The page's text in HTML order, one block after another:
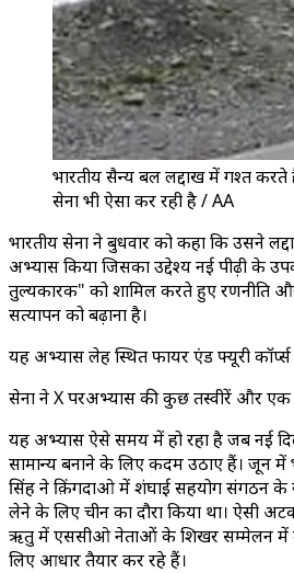
भारतीय सैन्य बल लद्दाख में गश्त करते
सेना भी ऐसा कर रही है / AA
भारतीय सेना ने बुधवार को कहा कि उसने
अभ्यास किया जिसका उद्देश्य नई पीढ़ी के
तुल्यकारक" को शामिल करते हुए रणनीति
सत्यापन को बढ़ाना है।
यह अभ्यास लेह स्थित फायर एंड फ्यूरी कॉर्प्स
सेना ने X परअभ्यास की कुछ तस्वीरें और एक
यह अभ्यास ऐसे समय में हो रहा है जब नई
सामान्य बनाने के लिए कदम उठाए हैं। जून में
सिंह ने क़िंगदाओ में शंघाई सहयोग संगठन के
लेने के लिए चीन का दौरा किया था। ऐसी
ऋतु में एससीओ नेताओं के शिखर सम्मेलन में
लिए आधार तैयार कर रहे हैं।